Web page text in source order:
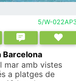
5/W-
Barcelona
mar amb vistes
a platges de